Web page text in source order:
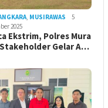
, MUSIRAWAS
5
2025
Ekstrim, Polres Mura
Gelar A…